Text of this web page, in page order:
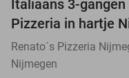
Italiaans 3-
Pizzeria in hartje
Renato´s Pizzeria
Nijmegen